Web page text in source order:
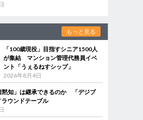
もっと見る
「100歳現役」目指すシニア1500人
が集結 マンション管理代務員イベ
ント「うぇるねすシップ」
2026年8月4日
黙知」は継承できるのか 「デジブ
ウンドテーブル